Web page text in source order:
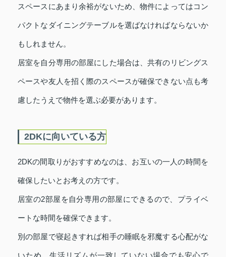
スペースにあまり余裕がないため、物件によってはコン
パクトなダイニングテーブルを選ばなければならないか
もしれません。
居室を自分専用の部屋にした場合は、共有のリビングス
ペースや友人を招く際のスペースが確保できない点も考
慮したうえで物件を選ぶ必要があります。
2DKに向いている方
2DKの間取りがおすすめなのは、お互いの一人の時間を
確保したいとお考えの方です。
居室の2部屋を自分専用の部屋にできるので、プライベ
ートな時間を確保できます。
別の部屋で寝起きすれば相手の睡眠を邪魔する心配がな